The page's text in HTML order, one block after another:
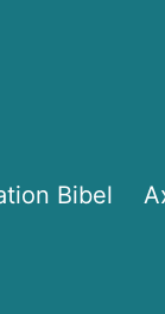
Bibel